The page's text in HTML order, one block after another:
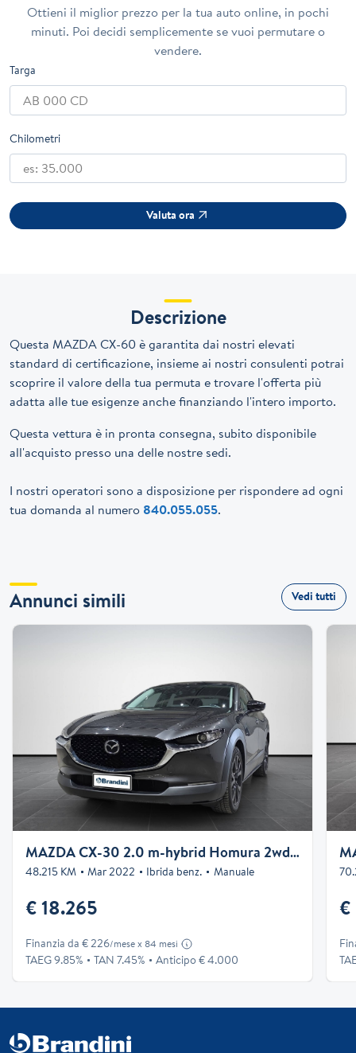
Ottieni il miglior prezzo per la tua auto online, in pochi
minuti. Poi decidi semplicemente se vuoi permutare o
vendere.
Targa
Chilometri
Valuta ora
Descrizione
Questa MAZDA CX-60 è garantita dai nostri elevati
standard di certificazione, insieme ai nostri consulenti potrai
scoprire il valore della tua permuta e trovare l'offerta più
adatta alle tue esigenze anche finanziando l'intero importo.
Questa vettura è in pronta consegna, subito disponibile
all'acquisto presso una delle nostre sedi.
I nostri operatori sono a disposizione per rispondere ad ogni
tua domanda al numero 840.055.055.
Annunci simili Vedi tutti
MAZDA CX-30 2.0 m-hybrid Homura 2wd 122cv 6mt
48.215 KM Mar 2022 Ibrida benz. Manuale
€ 18.265
Finanzia da € 226/mese x 84 mesi
TAEG 9.85% TAN 7.45% Anticipo € 4.000
€